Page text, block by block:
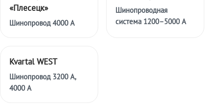
«Плесецк»
Шинопровод 4000 А
Шинопроводная
система 1200–5000 А
Kvartal WEST
Шинопровод 3200 А,
4000 А